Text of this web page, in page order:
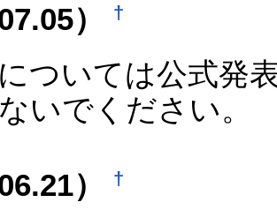
） †
ついては公式発
いでください。
） †